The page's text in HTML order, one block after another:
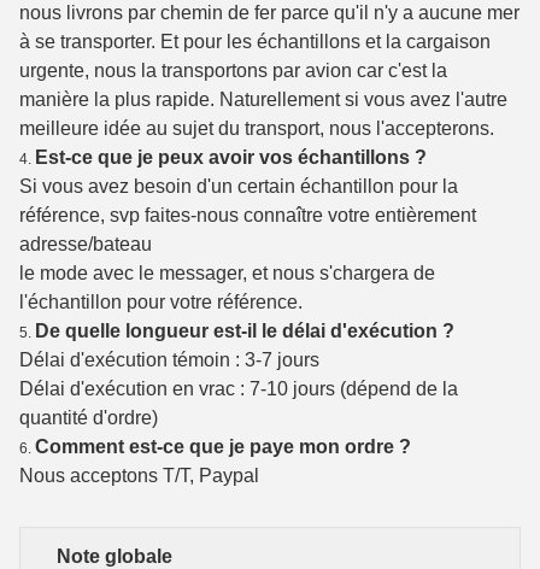
nous livrons par chemin de fer parce qu'il n'y a aucune mer
à se transporter. Et pour les échantillons et la cargaison
urgente, nous la transportons par avion car c'est la
manière la plus rapide. Naturellement si vous avez l'autre
meilleure idée au sujet du transport, nous l'accepterons.
4. Est-ce que je peux avoir vos échantillons ?
Si vous avez besoin d'un certain échantillon pour la
référence, svp faites-nous connaître votre entièrement
adresse/bateau
le mode avec le messager, et nous s'chargera de
l'échantillon pour votre référence.
5. De quelle longueur est-il le délai d'exécution ?
Délai d'exécution témoin : 3-7 jours
Délai d'exécution en vrac : 7-10 jours (dépend de la
quantité d'ordre)
6. Comment est-ce que je paye mon ordre ?
Nous acceptons T/T, Paypal
Note globale